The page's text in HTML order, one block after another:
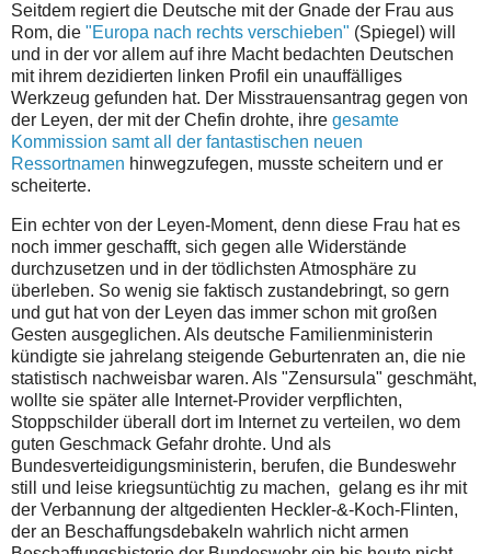
Seitdem regiert die Deutsche mit der Gnade der Frau aus
Rom, die "Europa nach rechts verschieben" (Spiegel) will
und in der vor allem auf ihre Macht bedachten Deutschen
mit ihrem dezidierten linken Profil ein unauffälliges
Werkzeug gefunden hat. Der Misstrauensantrag gegen von
der Leyen, der mit der Chefin drohte, ihre gesamte
Kommission samt all der fantastischen neuen
Ressortnamen hinwegzufegen, musste scheitern und er
scheiterte.
Ein echter von der Leyen-Moment, denn diese Frau hat es
noch immer geschafft, sich gegen alle Widerstände
durchzusetzen und in der tödlichsten Atmosphäre zu
überleben. So wenig sie faktisch zustandebringt, so gern
und gut hat von der Leyen das immer schon mit großen
Gesten ausgeglichen. Als deutsche Familienministerin
kündigte sie jahrelang steigende Geburtenraten an, die nie
statistisch nachweisbar waren. Als "Zensursula" geschmäht,
wollte sie später alle Internet-Provider verpflichten,
Stoppschilder überall dort im Internet zu verteilen, wo dem
guten Geschmack Gefahr drohte. Und als
Bundesverteidigungsministerin, berufen, die Bundeswehr
still und leise kriegsuntüchtig zu machen, gelang es ihr mit
der Verbannung der altgedienten Heckler-&-Koch-Flinten,
der an Beschaffungsdebakeln wahrlich nicht armen